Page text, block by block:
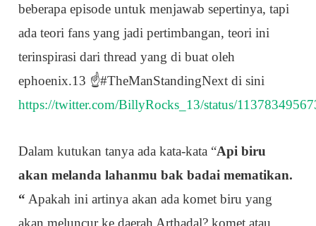
beberapa episode untuk menjawab sepertinya, tapi
ada teori fans yang jadi pertimbangan, teori ini
terinspirasi dari thread yang di buat oleh
ephoenix.13 ☝️#TheManStandingNext di sini
https://twitter.com/BillyRocks_13/status/
Dalam kutukan tanya ada kata-kata “Api biru
akan melanda lahanmu bak badai mematikan.
“ Apakah ini artinya akan ada komet biru yang
akan meluncur ke daerah Arthadal? komet atau